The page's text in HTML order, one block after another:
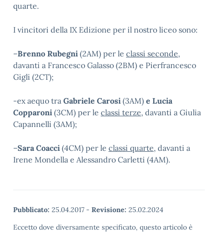
quarte.
I vincitori della IX Edizione per il nostro liceo sono:
–Brenno Rubegni (2AM) per le classi seconde,
davanti a Francesco Galasso (2BM) e Pierfrancesco
Gigli (2CT);
-ex aequo tra Gabriele Carosi (3AM) e Lucia
Copparoni (3CM) per le classi terze, davanti a Giulia
Capannelli (3AM);
–Sara Coacci (4CM) per le classi quarte, davanti a
Irene Mondella e Alessandro Carletti (4AM).
Pubblicato: 25.04.2017 - Revisione: 25.02.2024
Eccetto dove diversamente specificato, questo articolo è